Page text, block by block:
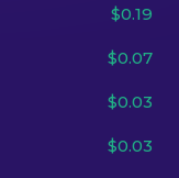
$0.19
$0.07
$0.03
$0.03